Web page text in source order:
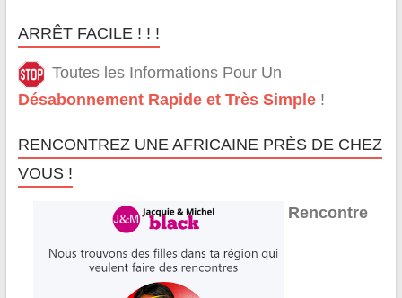
ARRÊT FACILE ! ! !
Toutes les Informations Pour Un
Désabonnement Rapide et Très Simple!
RENCONTREZ UNE AFRICAINE PRÈS DE CHEZ
VOUS !
Rencontre